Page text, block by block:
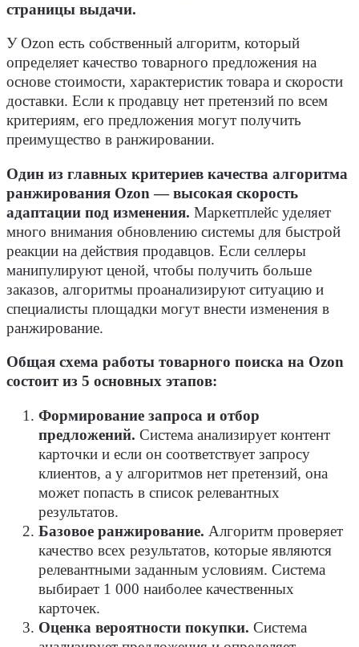
страницы выдачи.
У Ozon есть собственный алгоритм, который
определяет качество товарного предложения на
основе стоимости, характеристик товара и скорости
доставки. Если к продавцу нет претензий по всем
критериям, его предложения могут получить
преимущество в ранжировании.
Один из главных критериев качества алгоритма
ранжирования Ozon — высокая скорость
адаптации под изменения. Маркетплейс уделяет
много внимания обновлению системы для быстрой
реакции на действия продавцов. Если селлеры
манипулируют ценой, чтобы получить больше
заказов, алгоритмы проанализируют ситуацию и
специалисты площадки могут внести изменения в
ранжирование.
Общая схема работы товарного поиска на Ozon
состоит из 5 основных этапов:
Формирование запроса и отбор
предложений. Система анализирует контент
карточки и если он соответствует запросу
клиентов, а у алгоритмов нет претензий, она
может попасть в список релевантных
результатов.
Базовое ранжирование. Алгоритм проверяет
качество всех результатов, которые являются
релевантными заданным условиям. Система
выбирает 1 000 наиболее качественных
карточек.
Оценка вероятности покупки. Система